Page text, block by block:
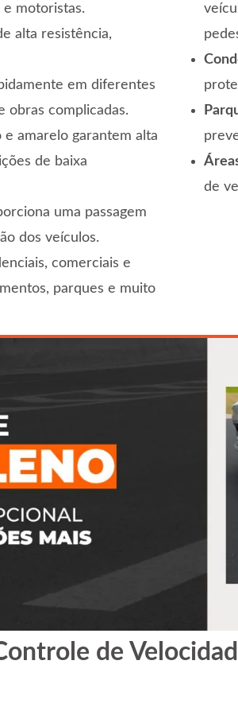
motoristas.
alta resistência,
em diferentes
obras complicadas.
amarelo garantem alta
de baixa
uma passagem
dos veículos.
comerciais e
parques e muito
de
de